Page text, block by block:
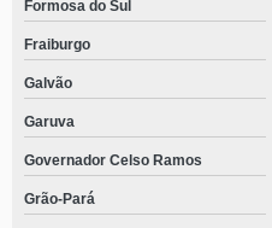
Formosa do Sul
Fraiburgo
Galvão
Garuva
Governador Celso Ramos
Grão-Pará